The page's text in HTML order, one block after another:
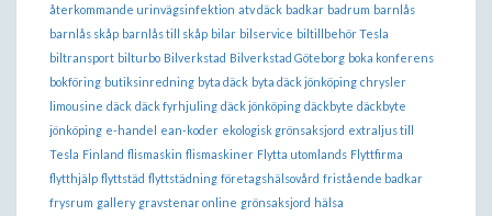
återkommande urinvägsinfektion atv däck badkar badrum barnlås
barnlås skåp barnlås till skåp bilar bilservice biltillbehör Tesla
biltransport bilturbo Bilverkstad Bilverkstad Göteborg boka konferens
bokföring butiksinredning byta däck byta däck jönköping chrysler
limousine däck däck fyrhjuling däck jönköping däckbyte däckbyte
jönköping e-handel ean-koder ekologisk grönsaksjord extraljus till
Tesla Finland flismaskin flismaskiner Flytta utomlands Flyttfirma
flytthjälp flyttstäd flyttstädning företagshälsovård fristående badkar
frysrum gallery gravstenar online grönsaksjord hälsa